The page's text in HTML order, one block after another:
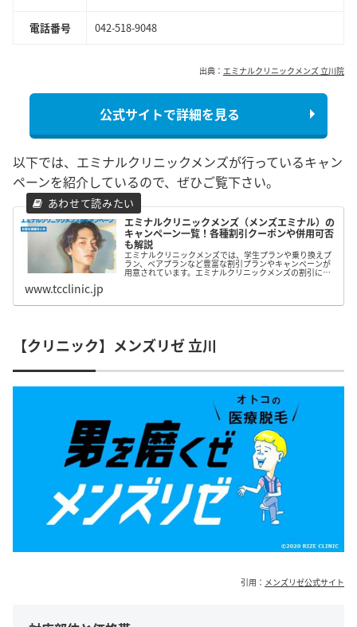
電話番号 042-518-9048
出典： エミナルクリニックメンズ 立川院
公式サイトで詳細を見る
以下では、エミナルクリニックメンズが行っているキャン
ペーンを紹介しているので、ぜひご覧下さい。
エミナルクリニックメンズ（メンズエミナル）の
キャンペーン一覧！各種割引クーポンや併用可否
も解説
エミナルクリニックメンズでは、学生プランや乗り換えプ
ラン、ペアプランなど豊富な割引プランやキャンペーンが
用意されています。エミナルクリニックメンズの割引につ
www.tcclinic.jp
【クリニック】メンズリゼ 立川
引用： メンズリゼ公式サイト